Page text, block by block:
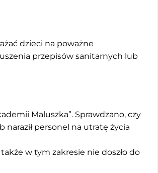
dzieci na poważne
przepisów sanitarnych lub
Maluszka”. Sprawdzano, czy
personel na utratę życia
w tym zakresie nie doszło do